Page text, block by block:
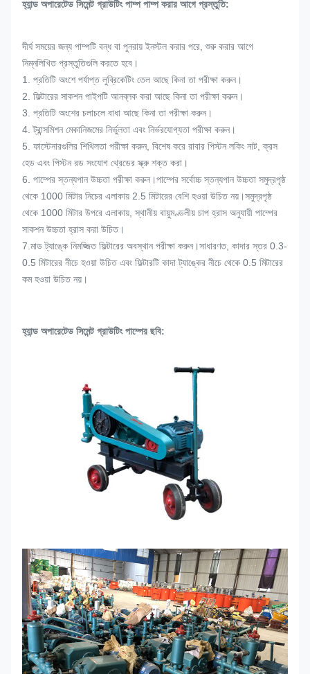
হ্যান্ড অপারেটেড সিমেন্ট গ্রাউটিং পাম্প পাম্প করার আগে প্রস্তুতি:
দীর্ঘ সময়ের জন্য পাম্পটি বন্ধ বা পুনরায় ইনস্টল করার পরে, শুরু করার আগে
নিম্নলিখিত প্রস্তুতিগুলি করতে হবে।
1. প্রতিটি অংশে পর্যাপ্ত লুব্রিকেটিং তেল আছে কিনা তা পরীক্ষা করুন।
2. ফিল্টারের সাকশন পাইপটি আনব্লক করা আছে কিনা তা পরীক্ষা করুন।
3. প্রতিটি অংশের চলাচলে বাধা আছে কিনা তা পরীক্ষা করুন।
4. ট্রান্সমিশন মেকানিজমের নির্ভুলতা এবং নির্ভরযোগ্যতা পরীক্ষা করুন।
5. ফাস্টেনারগুলির শিথিলতা পরীক্ষা করুন, বিশেষ করে রাবার পিস্টন লকিং নাট, ক্রস
হেড এবং পিস্টন রড সংযোগ থ্রেডের স্ক্রু শক্ত করা।
6. পাম্পের স্তন্যপান উচ্চতা পরীক্ষা করুন।পাম্পের সর্বোচ্চ স্তন্যপান উচ্চতা সমুদ্রপৃষ্ঠ
থেকে 1000 মিটার নিচের এলাকায় 2.5 মিটারের বেশি হওয়া উচিত নয়।সমুদ্রপৃষ্ঠ
থেকে 1000 মিটার উপরে এলাকায়, স্থানীয় বায়ুমণ্ডলীয় চাপ হ্রাস অনুযায়ী পাম্পের
সাকশন উচ্চতা হ্রাস করা উচিত।
7.মাড ট্যাঙ্কে নিমজ্জিত ফিল্টারের অবস্থান পরীক্ষা করুন।সাধারণত, কাদার স্তর 0.3-
0.5 মিটারের নীচে হওয়া উচিত এবং ফিল্টারটি কাদা ট্যাঙ্কের নীচে থেকে 0.5 মিটারের
কম হওয়া উচিত নয়।
হ্যান্ড অপারেটেড সিমেন্ট গ্রাউটিং পাম্পের ছবি: